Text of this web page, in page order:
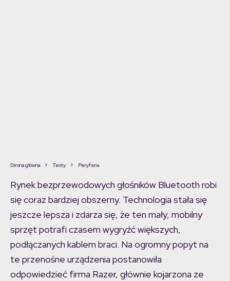
Strona główna Testy Peryferia
Rynek bezprzewodowych głośników Bluetooth robi
się coraz bardziej obszerny. Technologia stała się
jeszcze lepsza i zdarza się, że ten mały, mobilny
sprzęt potrafi czasem wygryźć większych,
podłączanych kablem braci. Na ogromny popyt na
te przenośne urządzenia postanowiła
odpowiedzieć firma Razer, głównie kojarzona ze